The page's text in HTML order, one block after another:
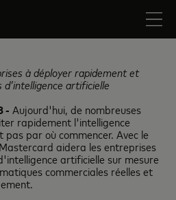
à déployer rapidement et
artificielle
- Aujourd'hui, de nombreuses
rapidement l'intelligence
par où commencer. Avec le
aidera les entreprises
artificielle sur mesure
commerciales réelles et